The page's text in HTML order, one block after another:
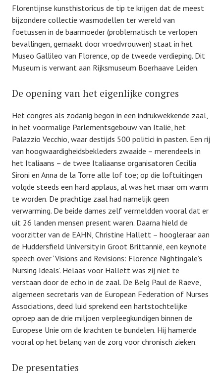
Florentijnse kunsthistoricus de tip te krijgen dat de meest
bijzondere collectie wasmodellen ter wereld van
foetussen in de baarmoeder (problematisch te verlopen
bevallingen, gemaakt door vroedvrouwen) staat in het
Museo Gallileo van Florence, op de tweede verdieping. Dit
Museum is verwant aan Rijksmuseum Boerhaave Leiden.
De opening van het eigenlijke congres
Het congres als zodanig begon in een indrukwekkende zaal,
in het voormalige Parlementsgebouw van Italië, het
Palazzio Vecchio, waar destijds 500 politici in pasten. Een rij
van hoogwaardigheidsbekleders zwaaide – merendeels in
het Italiaans – de twee Italiaanse organisatoren Cecilia
Sironi en Anna de la Torre alle lof toe; op die loftuitingen
volgde steeds een hard applaus, al was het maar om warm
te worden. De prachtige zaal had namelijk geen
verwarming. De beide dames zelf vermeldden vooral dat er
uit 26 landen mensen present waren. Daarna hield de
voorzitter van de EAHN, Christine Hallett – hoogleraar aan
de Huddersfield University in Groot Brittannië, een keynote
speech over ‘Visions and Revisions: Florence Nightingale’s
Nursing Ideals’. Helaas voor Hallett was zij niet te
verstaan door de echo in de zaal. De Belg Paul de Raeve,
algemeen secretaris van de European Federation of Nurses
Associations, deed luid sprekend een hartstochtelijke
oproep aan de drie miljoen verpleegkundigen binnen de
Europese Unie om de krachten te bundelen. Hij hamerde
vooral op het belang van de zorg voor chronisch zieken.
De presentaties